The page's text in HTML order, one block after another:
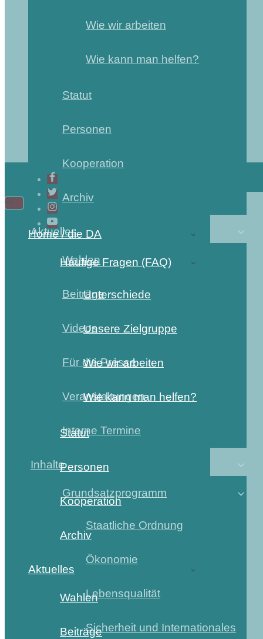
Wie wir arbeiten
Wie kann man helfen?
Statut
Personen
Kooperation
Archiv
Aktuelles
Wahlen
Beiträge
Videos
Für die Presse
Veranstaltungen
Interne Termine
Inhalte
Grundsatzprogramm
Staatliche Ordnung
Ökonomie
Lebensqualität
Sicherheit und Internationales
Home / die DA
Häufige Fragen (FAQ)
Unterschiede
Unsere Zielgruppe
Wie wir arbeiten
Wie kann man helfen?
Statut
Personen
Kooperation
Archiv
Aktuelles
Wahlen
Beiträge